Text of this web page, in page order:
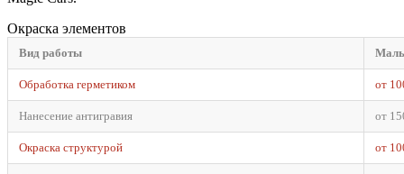
Окраска элементов
Вид работы
Обработка герметиком от
Нанесение антигравия от
Окраска структурой от